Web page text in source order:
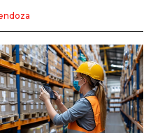
Y MEDIO AMBIENTE
INNOVACIÓN